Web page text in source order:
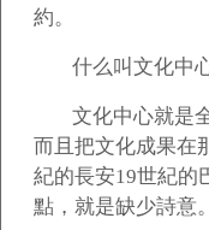
約。
什么叫文化中
文化中心就是
而且把文化成果在
紀的長安19世紀的
點，就是缺少詩意。